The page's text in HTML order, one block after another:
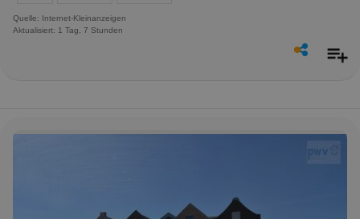
Quelle: Internet-Kleinanzeigen
Aktualisiert: 1 Tag, 7 Stunden